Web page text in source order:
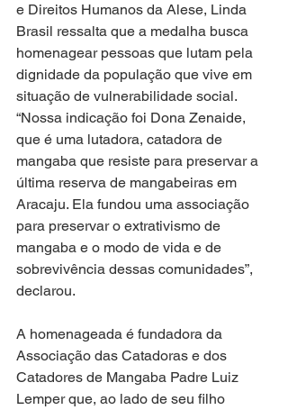
e Direitos Humanos da Alese, Linda
Brasil ressalta que a medalha busca
homenagear pessoas que lutam pela
dignidade da população que vive em
situação de vulnerabilidade social.
“Nossa indicação foi Dona Zenaide,
que é uma lutadora, catadora de
mangaba que resiste para preservar a
última reserva de mangabeiras em
Aracaju. Ela fundou uma associação
para preservar o extrativismo de
mangaba e o modo de vida e de
sobrevivência dessas comunidades”,
declarou.
A homenageada é fundadora da
Associação das Catadoras e dos
Catadores de Mangaba Padre Luiz
Lemper que, ao lado de seu filho